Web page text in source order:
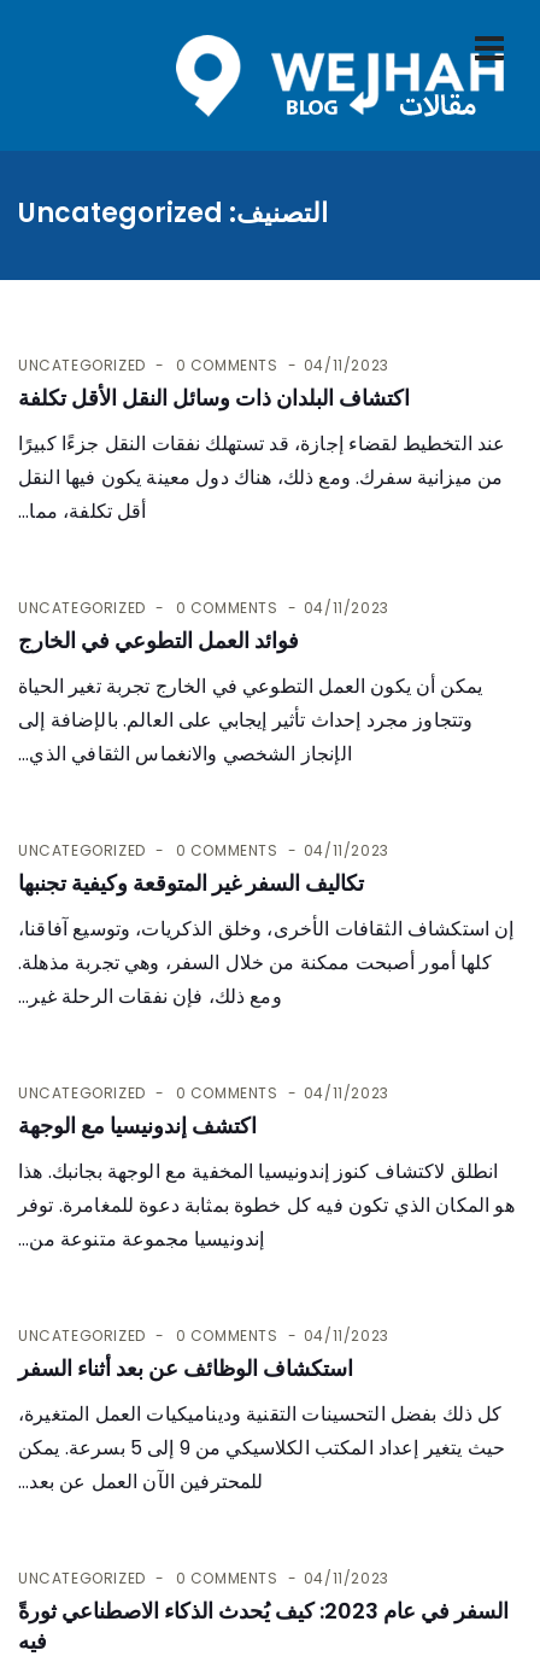
التصنيف: Uncategorized
04/11/2023
UNCATEGORIZED 0 COMMENTS
اكتشاف البلدان ذات وسائل النقل الأقل تكلفة
عند التخطيط لقضاء إجازة، قد تستهلك نفقات النقل جزءًا كبيرًا
من ميزانية سفرك. ومع ذلك، هناك دول معينة يكون فيها النقل
أقل تكلفة، مما...
04/11/2023
UNCATEGORIZED 0 COMMENTS
فوائد العمل التطوعي في الخارج
يمكن أن يكون العمل التطوعي في الخارج تجربة تغير الحياة
وتتجاوز مجرد إحداث تأثير إيجابي على العالم. بالإضافة إلى
الإنجاز الشخصي والانغماس الثقافي الذي...
04/11/2023
UNCATEGORIZED 0 COMMENTS
تكاليف السفر غير المتوقعة وكيفية تجنبها
إن استكشاف الثقافات الأخرى، وخلق الذكريات، وتوسيع آفاقنا،
كلها أمور أصبحت ممكنة من خلال السفر، وهي تجربة مذهلة.
ومع ذلك، فإن نفقات الرحلة غير...
04/11/2023
UNCATEGORIZED 0 COMMENTS
اكتشف إندونيسيا مع الوجهة
انطلق لاكتشاف كنوز إندونيسيا المخفية مع الوجهة بجانبك. هذا
هو المكان الذي تكون فيه كل خطوة بمثابة دعوة للمغامرة. توفر
إندونيسيا مجموعة متنوعة من...
04/11/2023
UNCATEGORIZED 0 COMMENTS
استكشاف الوظائف عن بعد أثناء السفر
كل ذلك بفضل التحسينات التقنية وديناميكيات العمل المتغيرة،
حيث يتغير إعداد المكتب الكلاسيكي من 9 إلى 5 بسرعة. يمكن
للمحترفين الآن العمل عن بعد...
04/11/2023
UNCATEGORIZED 0 COMMENTS
السفر في عام 2023: كيف يُحدث الذكاء الاصطناعي ثورةً
فيه